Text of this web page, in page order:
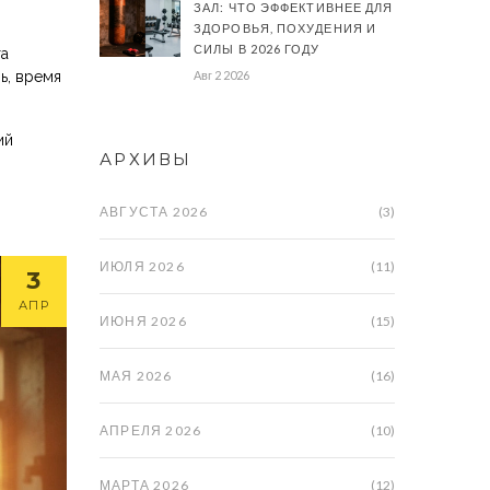
время
3
АПР
ЗАЛ: ЧТО ЭФФЕКТИВНЕЕ ДЛЯ
ЗДОРОВЬЯ, ПОХУДЕНИЯ И
СИЛЫ В 2026 ГОДУ
Авг 2 2026
АРХИВЫ
АВГУСТА 2026 (3)
ИЮЛЯ 2026 (11)
ИЮНЯ 2026 (15)
МАЯ 2026 (16)
АПРЕЛЯ 2026 (10)
МАРТА 2026 (12)